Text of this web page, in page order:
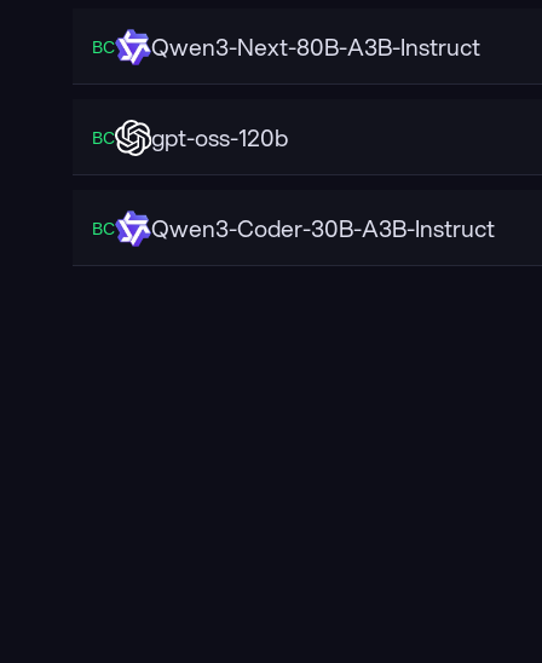
ВС Qwen3-Next-80B-A3B-Instruct
ВС gpt-oss-120b
ВС Qwen3-Coder-30B-A3B-Instruct